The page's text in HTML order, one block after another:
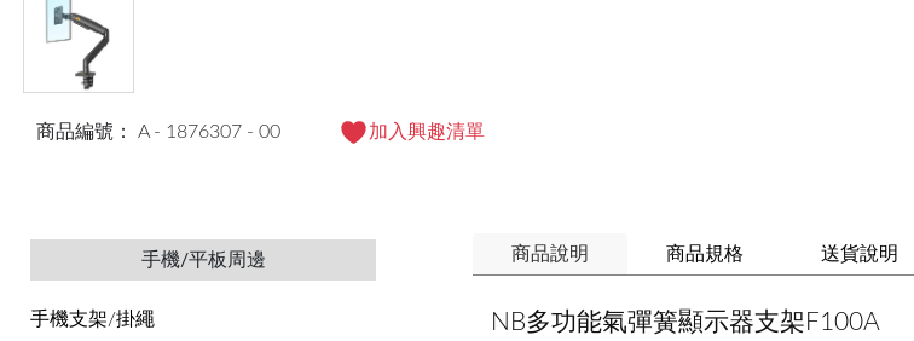
商品編號： A - 1876307 - 00 加入興趣清單
手機/平板周邊
手機支架/掛繩
商品說明 商品規格 送貨說明
NB多功能氣彈簧顯示器支架F100A